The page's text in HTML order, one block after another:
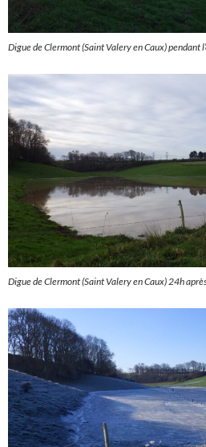
Digue de Clermont (Saint Valery en Caux) pendant
Digue de Clermont (Saint Valery en Caux) 24h